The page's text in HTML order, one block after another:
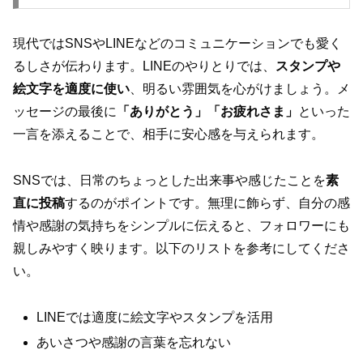
現代ではSNSやLINEなどのコミュニケーションでも愛く
るしさが伝わります。LINEのやりとりでは、
スタンプや
絵文字を適度に使い 、明るい雰囲気を心がけましょう。メ
ッセージの最後に
「ありがとう」「お疲れさま」 といった
一言を添えることで、相手に安心感を与えられます。
SNSでは、日常のちょっとした出来事や感じたことを素
直に投稿するのがポイントです。無理に飾らず、自分の感
情や感謝の気持ちをシンプルに伝えると、フォロワーにも
親しみやすく映ります。以下のリストを参考にしてくださ
い。
LINEでは適度に絵文字やスタンプを活用
あいさつや感謝の言葉を忘れない